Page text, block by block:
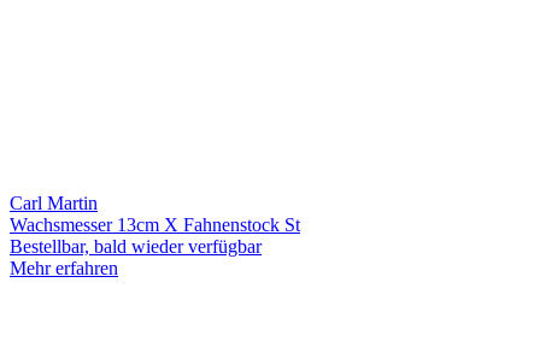
Carl Martin
Wachsmesser 13cm X Fahnenstock St
Bestellbar, bald wieder verfügbar
Mehr erfahren